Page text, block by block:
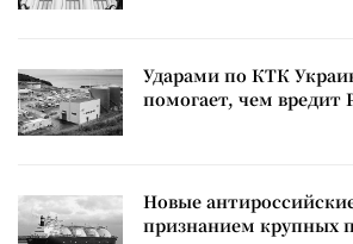
Ударами по КТК
помогает, чем вредит
Новые
признанием крупных